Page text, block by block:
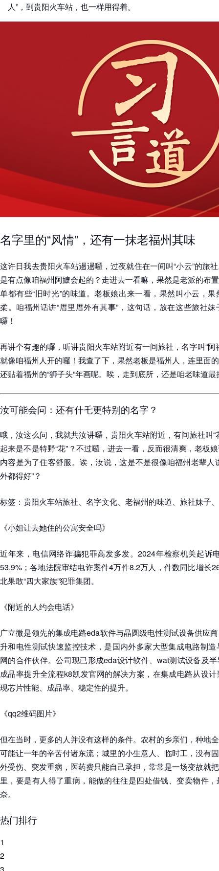
人”，到贵阳火车站，也一样用得着。
名字里的“风情”，还有一抹老福州其味
这许日我去贵阳火车站逿逿囉，过夜就住在一间叫“小云”的旅
是有点像咱福州阿嬷会起的？走进去一看嘛，果然是老派的布
单都有些“旧时光”的味道。老板娘出来一看，果然叫小云，
柔。咱福州话讲“厝里厝外有其事”，这句话，放在这些旅社
囉！
再讲个有趣的囉，听讲贵阳火车站附近有一间旅社，名字叫“
就像咱福州人开的囉！我查了下，果然老板是福州人，连里面
还贴着福州的“狮子头”年画呢。唉，走到底所，还是咱老味道最
汝可能会问：还有什乇更特别的名字？
哦，汝这么问，我就共汝讲囉，贵阳火车站附近，有间旅社叫
起来是不是特野“花”？不过囉，进去一看，反而很清爽，老板
内容是为了住客舒服。诶，汝说，这是不是很像咱福州老辈人
外都得好”？
标签： 贵阳火车站旅社、 名字文化、 老福州的味道、 旅社妹子、
《小姐让去她住的公寓安全吗》
近年来，电信网络诈骗犯罪高发多发。2024年检察机关起诉
53.9%；各地法院审结电诈案件4万件8.2万人，件数同比增长
北果敢“四大家族”犯罪集团。
《附近的人约会电话》
广立微是领先的集成电路eda软件与晶圆级电性测试设备供应
升和电性测试快速监控技术，是国内外多家大型集成电路制
网的合作伙伴。公司现已形成eda设计软件、wat测试设备及
成品率提升全流程k8凯发官网的解决方案，在集成电路从设
现芯片性能、成品率、稳定性的提升。
《qq2维码图片》
但在当时，更多的人并没有这样的条件。农村的乡亲们，种地
可能让一年的辛苦付诸东流；城里的小生意人、临时工，没有
外受伤、突发重病，医药费只能自己承担，常常是一场变故就
里，要是有人得了重病，能做的往往是四处借钱、变卖物件
奈。
热门排行
1
2